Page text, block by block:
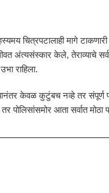
चित्रपटालाही मागे
अंत्यसंस्कार केले, तेराव्याचे
राहिला.
केवळ कुटुंबच नव्हे तर संपूर्ण
तर पोलिसांसमोर आता सर्वात